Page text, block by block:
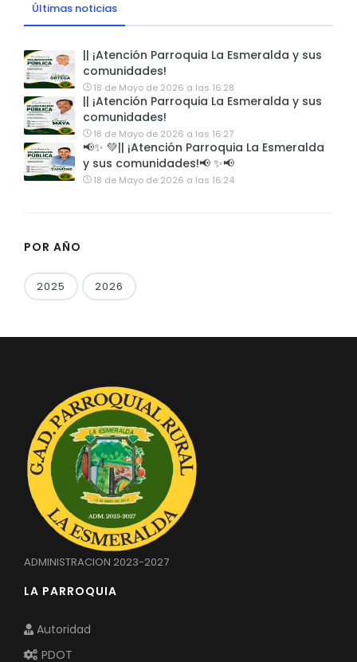
Últimas noticias
|| ¡Atención Parroquia La Esmeralda y sus
comunidades!
18 de Mayo de 2026 a las 16:28
|| ¡Atención Parroquia La Esmeralda y sus
comunidades!
18 de Mayo de 2026 a las 16:27
📢✨ 💚|| ¡Atención Parroquia La Esmeralda
y sus comunidades!📢 ✨📢
18 de Mayo de 2026 a las 16:24
POR AÑO
2025 2026
ADMINISTRACION 2023-2027
LA PARROQUIA
Autoridad
PDOT